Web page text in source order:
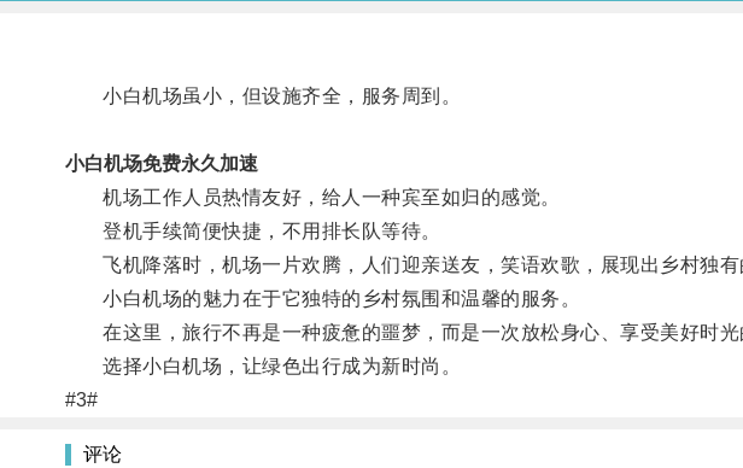
小白机场虽小，但设施齐全，服务周到。
小白机场免费永久加速
机场工作人员热情友好，给人一种宾至如归的感觉。
登机手续简便快捷，不用排长队等待。
飞机降落时，机场一片欢腾，人们迎亲送友，笑语欢歌，展现出乡村独有
小白机场的魅力在于它独特的乡村氛围和温馨的服务。
在这里，旅行不再是一种疲惫的噩梦，而是一次放松身心、享受美好时光
选择小白机场，让绿色出行成为新时尚。
#3#
评论